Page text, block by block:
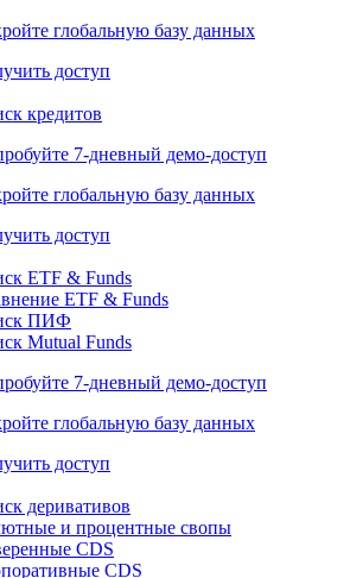
IPO/SPO
7-дневный
глобальную базу данных
доступ
кредитов
7-дневный
глобальную базу данных
доступ
ETF & Funds
Mutual Funds
7-дневный
глобальную базу данных
доступ